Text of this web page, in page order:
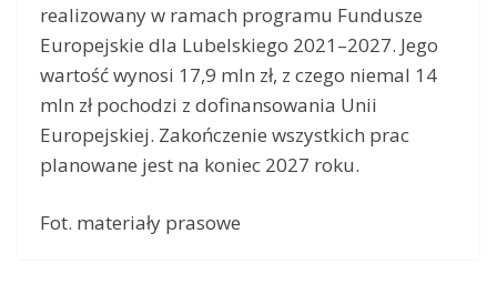
realizowany w ramach programu Fundusze
Europejskie dla Lubelskiego 2021–2027. Jego
wartość wynosi 17,9 mln zł, z czego niemal 14
mln zł pochodzi z dofinansowania Unii
Europejskiej. Zakończenie wszystkich prac
planowane jest na koniec 2027 roku.
Fot. materiały prasowe